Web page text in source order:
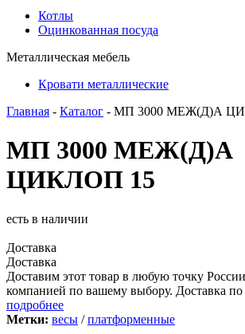
Котлы
Оцинкованная посуда
Металлическая мебель
Кровати металлические
Главная - Каталог - МП 3000 МЕЖ(Д)А
МП 3000 МЕЖ(Д)А
ЦИКЛОП 15
есть в наличии
Доставка
Доставка
Доставим этот товар в любую точку
компанией по вашему выбору. Доставка по
подробнее
Метки: весы /платформенные